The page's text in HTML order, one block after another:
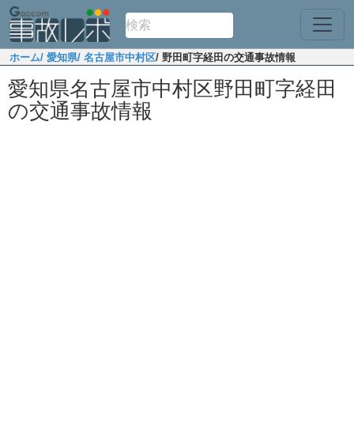
ホーム/ 愛知県/ 名古屋市中村区/ 野田町字経田の交通事故情報
愛知県名古屋市中村区野田町字経田
の交通事故情報